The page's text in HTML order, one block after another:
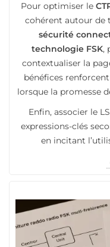
Pour optimiser le
cohérent autour de
sécurité
technologie FSK,
contextualiser la
bénéfices
lorsque la promesse
Enfin, associer le
expressions-clés
en incitant